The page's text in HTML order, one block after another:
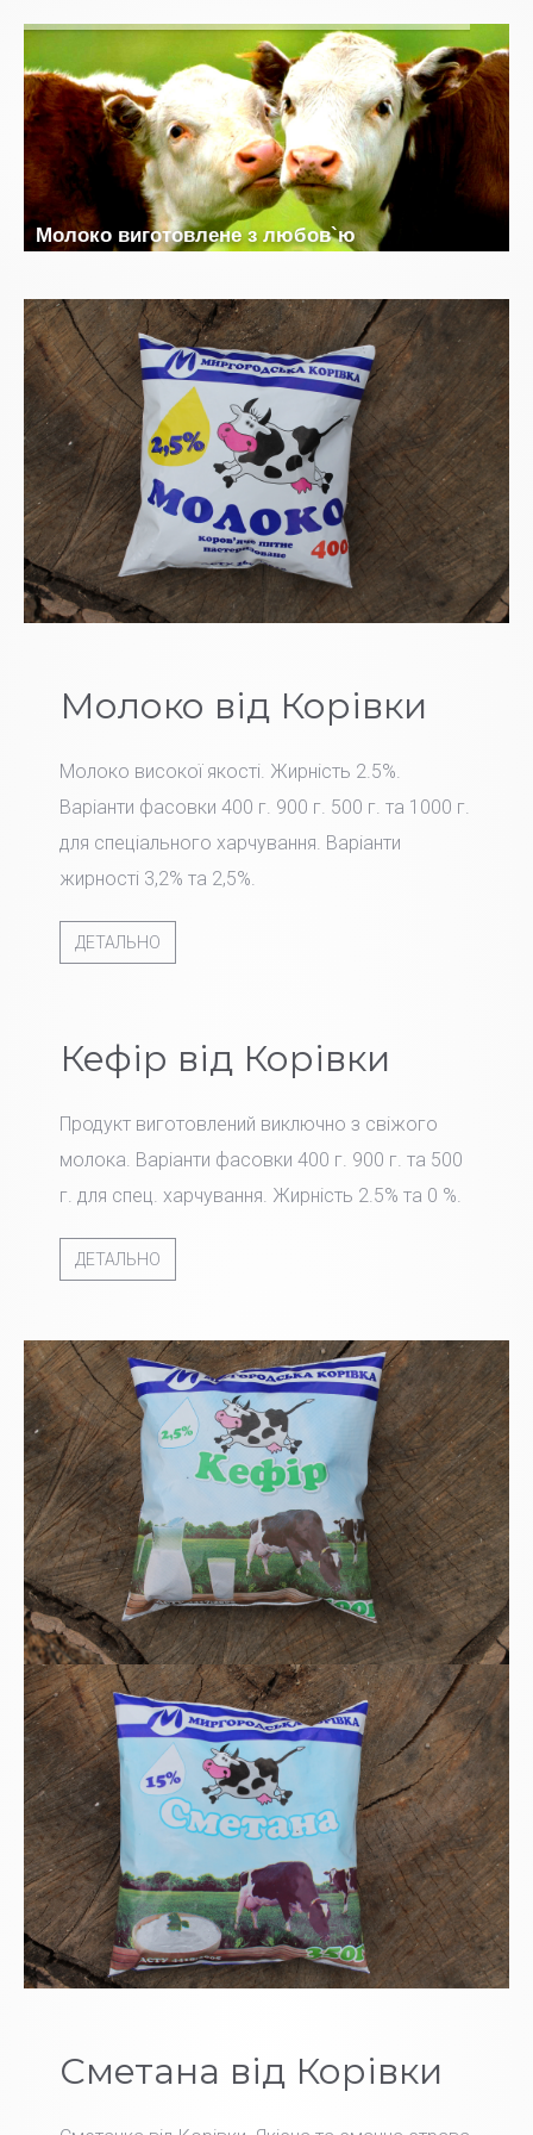
Молоко виготовлене з любов`ю
Молоко від Корівки
Молоко високої якості. Жирність 2.5%.
Варіанти фасовки 400 г. 900 г. 500 г. та 1000 г.
для спеціального харчування. Варіанти
жирності 3,2% та 2,5%.
ДЕТАЛЬНО
Кефір від Корівки
Продукт виготовлений виключно з свіжого
молока. Варіанти фасовки 400 г. 900 г. та 500
г. для спец. харчування. Жирність 2.5% та 0 %.
ДЕТАЛЬНО
Сметана від Корівки